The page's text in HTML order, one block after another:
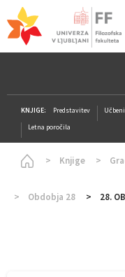
KNJIGE: Predstavitev
Letna poročila
Homepage
Knjige
Obdobja 28 28.